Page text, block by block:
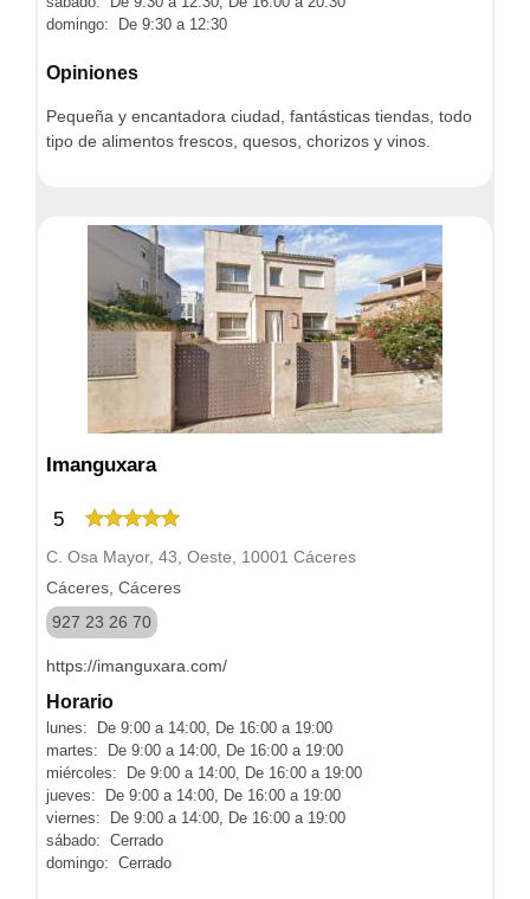
domingo: De 9:30 a 12:30
Opiniones
Pequeña y encantadora ciudad, fantásticas tiendas, todo
tipo de alimentos frescos, quesos, chorizos y vinos.
Imanguxara
5
C. Osa Mayor, 43, Oeste, 10001 Cáceres
Cáceres, Cáceres
927 23 26 70
https://imanguxara.com/
Horario
lunes: De 9:00 a 14:00, De 16:00 a 19:00
martes: De 9:00 a 14:00, De 16:00 a 19:00
miércoles: De 9:00 a 14:00, De 16:00 a 19:00
jueves: De 9:00 a 14:00, De 16:00 a 19:00
viernes: De 9:00 a 14:00, De 16:00 a 19:00
sábado: Cerrado
domingo: Cerrado